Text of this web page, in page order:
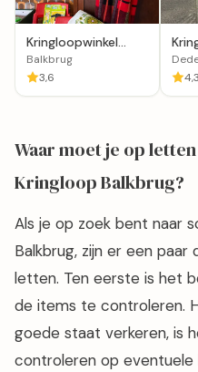
Kringloopwinkel
Wispelturig in
Balkbrug
Balkbrug
3,6
4,3
Waar moet je op
Kringloop Balkbrug?
Als je op zoek bent naar
Balkbrug, zijn er een paar
letten. Ten eerste is het
de items te controleren.
goede staat verkeren, is
controleren op